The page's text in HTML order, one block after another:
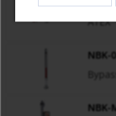
ATEX
NBK-
NBK-